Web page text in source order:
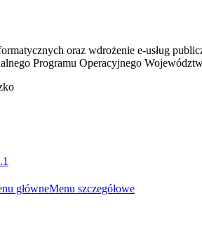
oraz wdrożenie e-usług
Programu Operacyjnego
główneMenu szczegółowe